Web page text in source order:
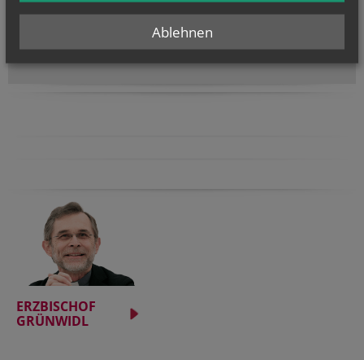
ERZBISCHOF
GRÜNWIDL
Ablehnen